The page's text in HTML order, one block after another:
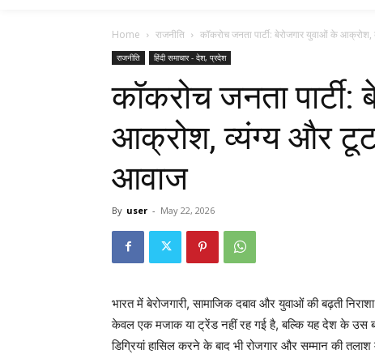
Home राजनीति कॉकरोच जनता पार्टी: बेरोजगार युवाओं के
राजनीति हिंदी समाचार - देश, प्रदेश
कॉकरोच जनता
आक्रोश, व्यंग्य और
आवाज
By user - May 22, 2026
भारत में बेरोजगारी, सामाजिक दबाव और युवाओं की बढ़ती
केवल एक मजाक या ट्रेंड नहीं रह गई है, बल्कि यह देश के उस
डिग्रियां हासिल करने के बाद भी रोजगार और सम्मान की